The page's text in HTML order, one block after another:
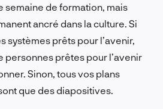
semaine de formation, mais
ancré dans la culture. Si
systèmes prêts pour l’avenir,
personnes prêtes pour l’avenir
Sinon, tous vos plans
que des diapositives.